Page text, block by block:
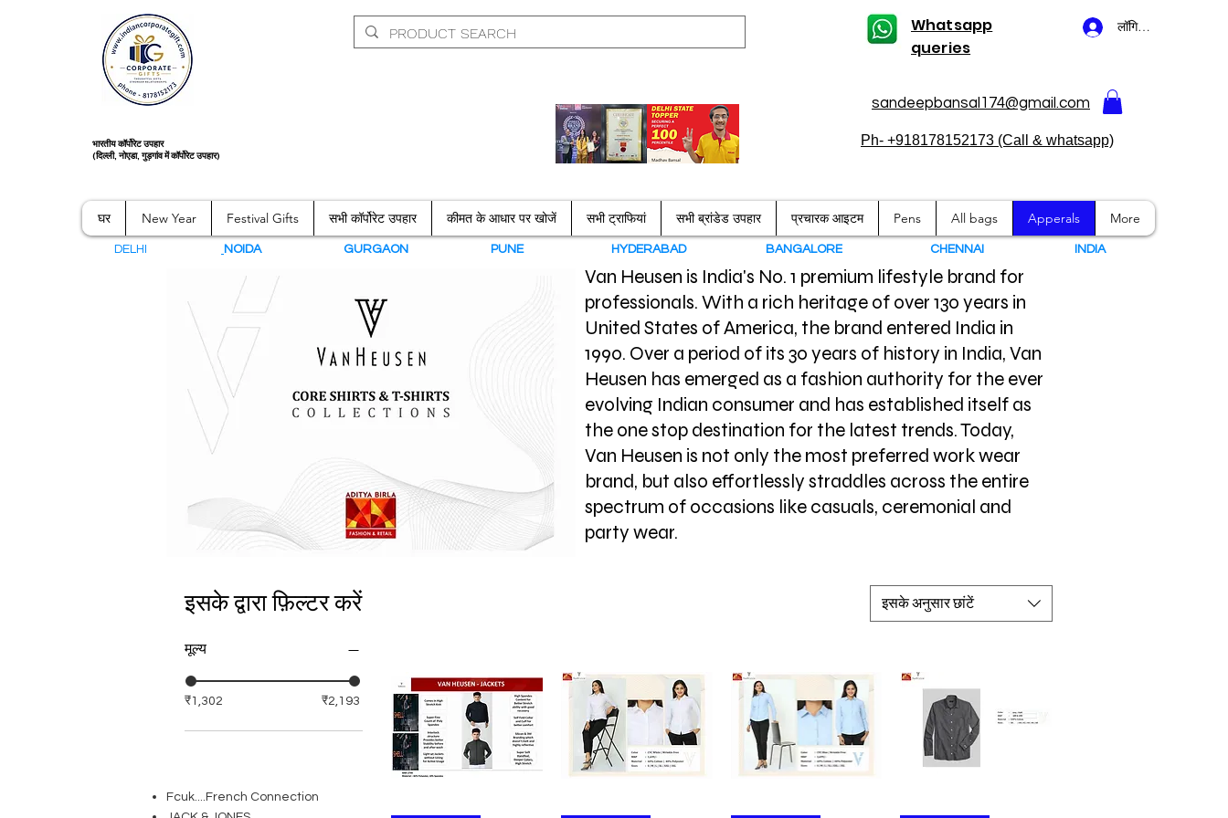
भारतीय कॉर्पोरेट उपहार
(दिल्ली, नोएडा, गुड़गांव में कॉर्पोरेट उपहार)
Whatsapp
queries
लॉगिन करें
sandeepbansal174@gmail.com
Ph- +918178152173 (Call & whatsapp)
घर New Year Festival Gifts सभी कॉर्पोरेट उपहार कीमत के आधार पर खोजें सभी ट्राफियां सभी ब्रांडेड उपहार प्रचारक आइटम Pens All bags Apperals More
DELHI NOIDA GURGAON PUNE HYDERABAD BANGALORE CHENNAI NDIA
Van Heusen is India's No. 1 premium lifestyle brand for
professionals. With a rich heritage of over 130 years in
United States of America, the brand entered India in
1990. Over a period of its 30 years of history in India, Van
Heusen has emerged as a fashion authority for the ever
evolving Indian consumer and has established itself as
the one stop destination for the latest trends. Today,
Van Heusen is not only the most preferred work wear
brand, but also effortlessly straddles across the entire
spectrum of occasions like casuals, ceremonial and
party wear.
इसके द्वारा फ़िल्टर करें
मूल्य
₹1,302 ₹2,193
इसके अनुसार छांटें
Fcuk....French Connection